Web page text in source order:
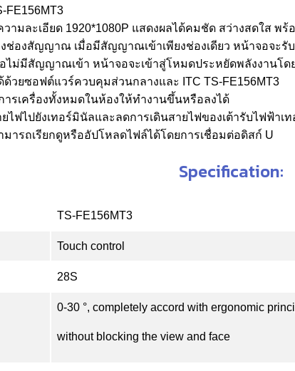
FE156MT3
ามละเอียด 1920*1080P แสดงผลได้คมชัด สว่างสดใส
งช่องสัญญาณ เมื่อมีสัญญาณเข้าเพียงช่องเดียว หน้าจอ
ไม่มีสัญญาณเข้า หน้าจอจะเข้าสู่โหมดประหยัดพลังงานโด
วยซอฟต์แวร์ควบคุมส่วนกลางและ ITC TS-FE156MT3
ารเครื่องทั้งหมดในห้องให้ทำงานขึ้นหรือลงได้
ฟไปยังเทอร์มินัลและลดการเดินสายไฟของเต้ารับไฟฟ้า
ารถเรียกดูหรืออัปโหลดไฟล์ได้โดยการเชื่อมต่อดิสก์ U
Specification:
TS-FE156MT3
Touch control
28S
0-30 °, completely accord with ergonomic
without blocking the view and face